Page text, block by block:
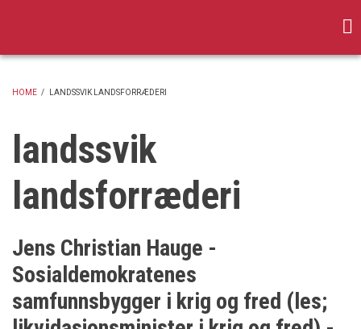
HOME / LANDSSVIK LANDSFORRÆDERI
landssvik
landsforræderi
Jens Christian Hauge -
Sosialdemokratenes
samfunnsbygger i krig og fred (les;